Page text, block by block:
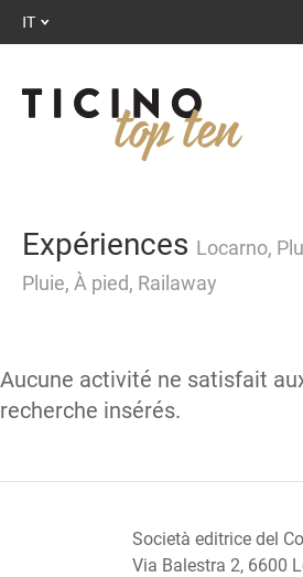
IT
Expériences Locarno,
Pluie, À pied, Railaway
Aucune activité ne satisfait
recherche insérés.
Società editrice del
Via Balestra 2, 6600